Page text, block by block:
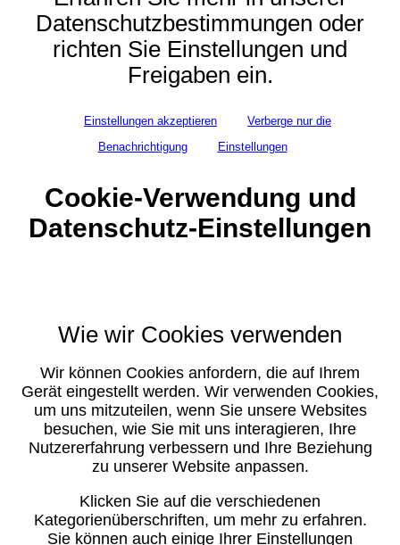
Datenschutzbestimmungen oder
richten Sie Einstellungen und
Freigaben ein.
Einstellungen akzeptieren
Verberge nur die
Benachrichtigung
Einstellungen
Cookie-Verwendung und
Datenschutz-Einstellungen
Wie wir Cookies verwenden
Wir können Cookies anfordern, die auf Ihrem
Gerät eingestellt werden. Wir verwenden Cookies,
um uns mitzuteilen, wenn Sie unsere Websites
besuchen, wie Sie mit uns interagieren, Ihre
Nutzererfahrung verbessern und Ihre Beziehung
zu unserer Website anpassen.
Klicken Sie auf die verschiedenen
Kategorienüberschriften, um mehr zu erfahren.
Sie können auch einige Ihrer Einstellungen